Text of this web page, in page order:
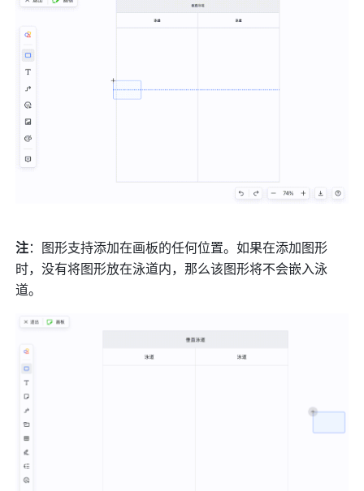
注：图形支持添加在画板的任何位置。如果在添加图形
时，没有将图形放在泳道内，那么该图形将不会嵌入泳
道。